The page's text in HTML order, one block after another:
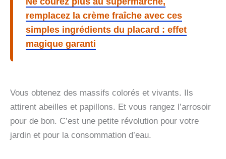
remplacez la crème fraîche avec ces
simples ingrédients du placard : effet
magique garanti
Vous obtenez des massifs colorés et vivants. Ils
attirent abeilles et papillons. Et vous rangez l’arrosoir
pour de bon. C’est une petite révolution pour votre
jardin et pour la consommation d’eau.